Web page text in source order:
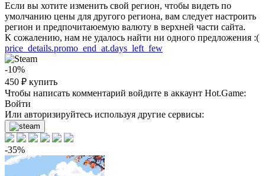
Если вы хотите изменить свой регион, чтобы видеть по
умолчанию цены для другого региона, вам следует настроить
регион и предпочитаюемую валюту в верхней части сайта.
К сожалению, нам не удалось найти ни одного предложения :(
price_details.promo_end_at.days_left_few
-10%
450 ₽ купить
Чтобы написать комментарий войдите в аккаунт Hot.Game:
Войти
Или авторизируйтесь используя другие сервисы:
-35%